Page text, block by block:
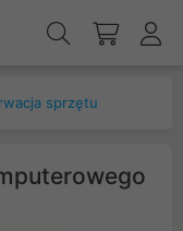
sprzętu